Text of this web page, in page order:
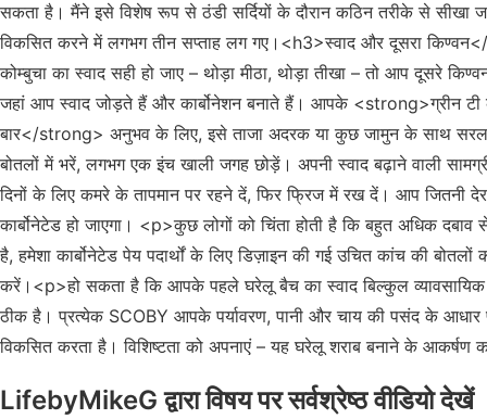
LifebyMikeG द्वारा विषय पर सर्वश्रेष्ठ वीडियो देखें